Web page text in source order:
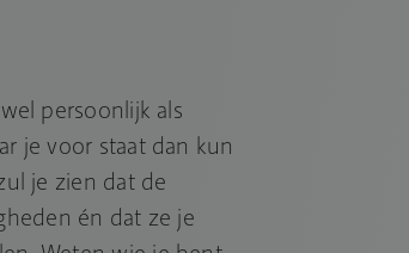
persoonlijk als
je voor staat dan kun
je zien dat de
én dat ze je